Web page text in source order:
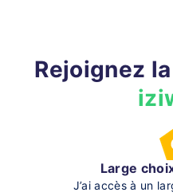
Rejoignez
Large
J’ai accès à un